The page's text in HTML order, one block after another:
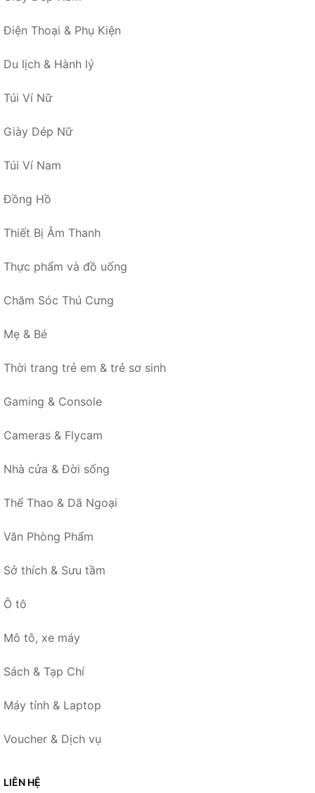
Điện Thoại & Phụ Kiện
Du lịch & Hành lý
Túi Ví Nữ
Giày Dép Nữ
Túi Ví Nam
Đồng Hồ
Thiết Bị Âm Thanh
Thực phẩm và đồ uống
Chăm Sóc Thú Cưng
Mẹ & Bé
Thời trang trẻ em & trẻ sơ sinh
Gaming & Console
Cameras & Flycam
Nhà cửa & Đời sống
Thể Thao & Dã Ngoại
Văn Phòng Phẩm
Sở thích & Sưu tầm
Ô tô
Mô tô, xe máy
Sách & Tạp Chí
Máy tính & Laptop
Voucher & Dịch vụ
LIÊN HỆ